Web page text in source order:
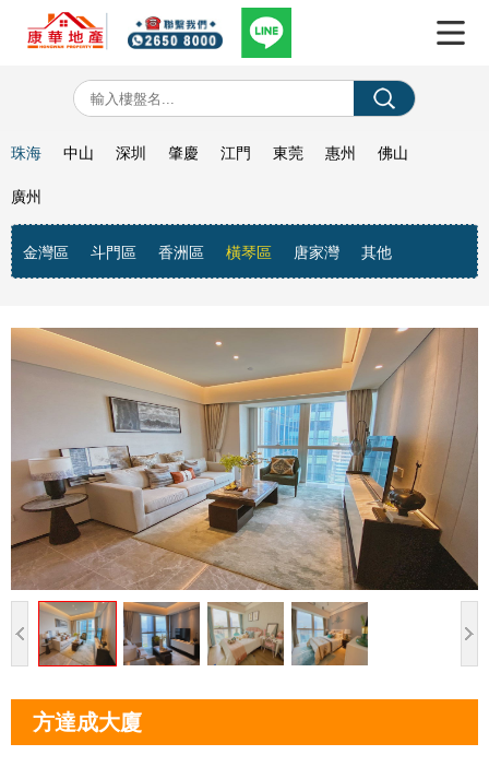
珠海
金灣區 斗門區 香洲區 橫琴區 唐家灣 其他
中山 深圳 肇慶 江門 東莞 惠州 佛山
廣州
方達成大廈